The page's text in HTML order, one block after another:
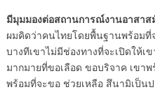
มีมุมมองต่อสถานการณ์งานอาสาส
ผมคิดว่าคนไทยโดยพื้นฐานพร้อมที่
บางทีเขาไม่มีช่องทางที่จะเปิดให้เ
มากมายที่ขอเลือด ขอบริจาค เขา
พร้อมที่จะขอ ช่วยเหลือ สึนามิเป็น